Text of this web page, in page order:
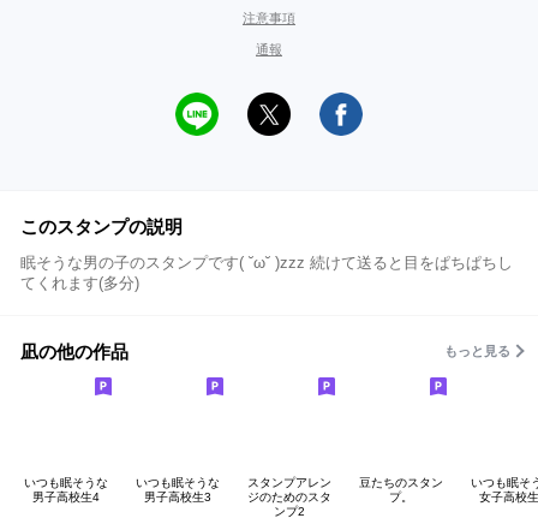
注意事項
通報
このスタンプの説明
眠そうな男の子のスタンプです( ˘ω˘ )zzz 続けて送ると目をぱちぱちし
てくれます(多分)
凪の他の作品 もっと見る
いつも眠そうな
男子高校生4
いつも眠そうな
男子高校生3
スタンプアレン
ジのためのスタ
ンプ2
豆たちのスタン
プ。
いつも眠そ
女子高校